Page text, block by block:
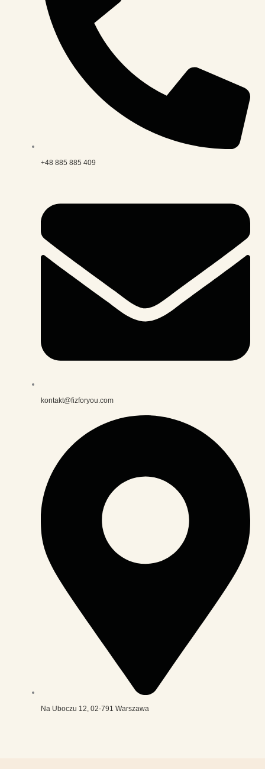
+48 885 885 409
kontakt@fizforyou.com
Na Uboczu 12, 02-791 Warszawa